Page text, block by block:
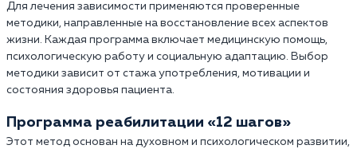
Для лечения зависимости применяются проверенные
методики, направленные на восстановление всех аспектов
жизни. Каждая программа включает медицинскую помощь,
психологическую работу и социальную адаптацию. Выбор
методики зависит от стажа употребления, мотивации и
состояния здоровья пациента.
Программа реабилитации «12 шагов»
Этот метод основан на духовном и психологическом развитии,